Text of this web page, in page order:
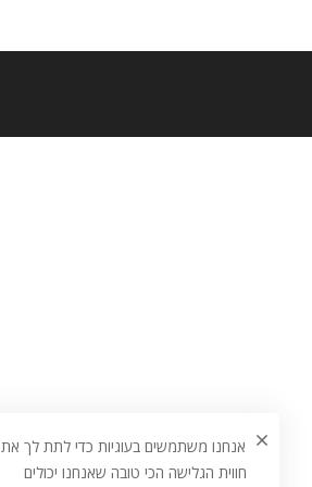
אנחנו משתמשים בעוגיות כדי לתת לך את
חווית הגלישה הכי טובה שאנחנו יכולים